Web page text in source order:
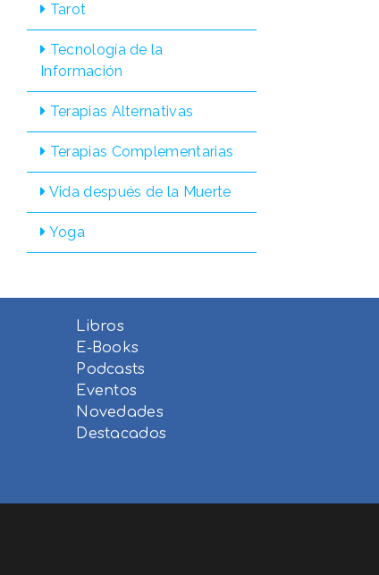
Tarot
Tecnologí­a de la
Información
Terapias Alternativas
Terapias Complementarias
Vida después de la Muerte
Yoga
Libros
E-Books
Podcasts
Eventos
Novedades
Destacados